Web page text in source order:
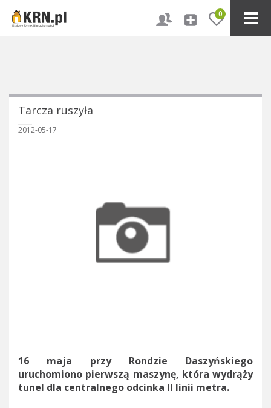
0
Tarcza ruszyła
2012-05-17
16 maja przy Rondzie Daszyńskiego
uruchomiono pierwszą maszynę, która wydrąży
tunel dla centralnego odcinka II linii metra.